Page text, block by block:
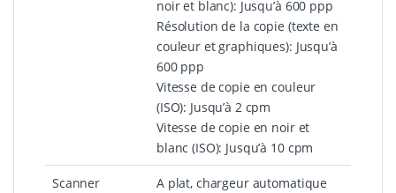
noir et blanc): Jusqu’à 600 ppp
Résolution de la copie (texte en
couleur et graphiques): Jusqu’à
600 ppp
Vitesse de copie en couleur
(ISO): Jusqu’à 2 cpm
Vitesse de copie en noir et
blanc (ISO): Jusqu’à 10 cpm
Scanner
A plat, chargeur automatique